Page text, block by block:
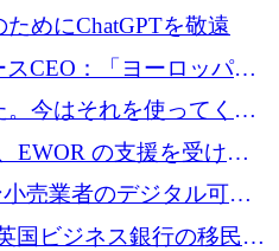
ち上げ、そしてルクセン
めにChatGPTを敬遠
CEO：「ヨーロッパは
今はそれを使ってくれ
EWOR の支援を受け、
の空間 AI プラットフォ
売業者のデジタル可視
に 140 万ユーロを調達
国ビジネス銀行の移民主